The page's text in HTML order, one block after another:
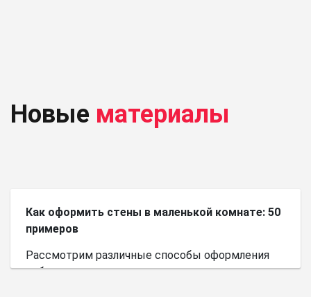
Новые материалы
Как оформить стены в маленькой комнате: 50
примеров
Рассмотрим различные способы оформления
небольшого пространства.